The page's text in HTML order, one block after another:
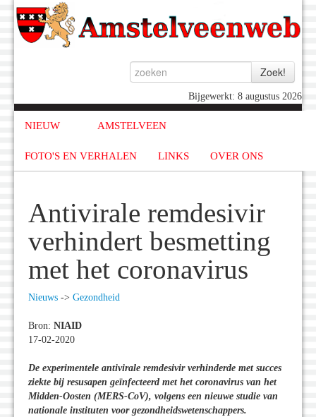
Bijgewerkt: 8 augustus 2026
NIEUW AMSTELVEEN
FOTO'S EN VERHALEN LINKS OVER ONS
Antivirale remdesivir
verhindert besmetting
met het coronavirus
Nieuws -> Gezondheid
Bron: NIAID
17-02-2020
De experimentele antivirale remdesivir verhinderde met succes
ziekte bij resusapen geïnfecteerd met het coronavirus van het
Midden-Oosten (MERS-CoV), volgens een nieuwe studie van
nationale instituten voor gezondheidswetenschappers.